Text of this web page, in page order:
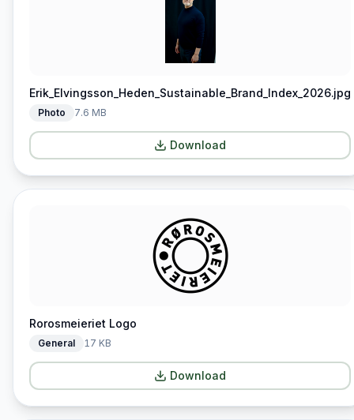
Erik_Elvingsson_Heden_Sustainable_Brand_Index_2026.jpg
Photo 7.6 MB
Download
Rorosmeieriet Logo
General 17 KB
Download